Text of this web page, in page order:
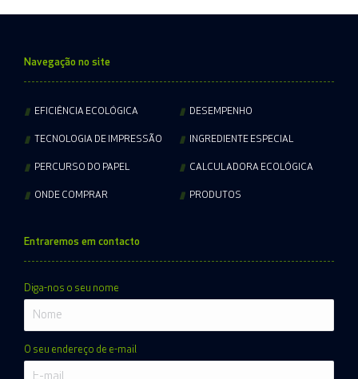
Navegação no site
EFICIÊNCIA ECOLÓGICA DESEMPENHO
TECNOLOGIA DE IMPRESSÃO INGREDIENTE ESPECIAL
PERCURSO DO PAPEL CALCULADORA ECOLÓGICA
ONDE COMPRAR PRODUTOS
Entraremos em contacto
Diga-nos o seu nome
O seu endereço de e-mail